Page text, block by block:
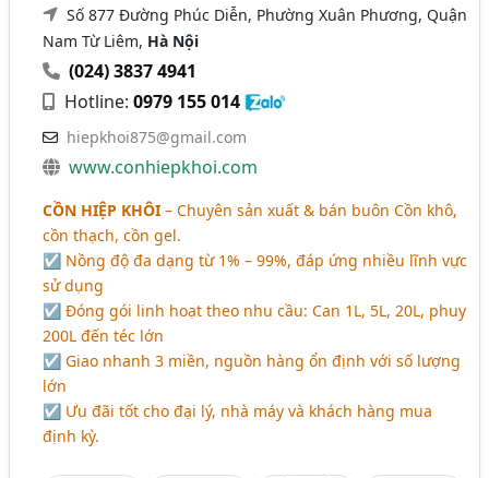
Số 877 Đường Phúc Diễn, Phường Xuân Phương, Quận
Nam Từ Liêm, Hà Nội
(024) 3837 4941
Hotline:0979 155 014
hiepkhoi875@gmail.com
www.conhiepkhoi.com
CỒN HIỆP KHÔI – Chuyên sản xuất & bán buôn Cồn khô,
cồn thạch, cồn gel.
☑ Nồng độ đa dạng từ 1% – 99%, đáp ứng nhiều lĩnh vực
sử dụng
☑ Đóng gói linh hoạt theo nhu cầu: Can 1L, 5L, 20L, phuy
200L đến téc lớn
☑ Giao nhanh 3 miền, nguồn hàng ổn định với số lượng
lớn
☑ Ưu đãi tốt cho đại lý, nhà máy và khách hàng mua
định kỳ.